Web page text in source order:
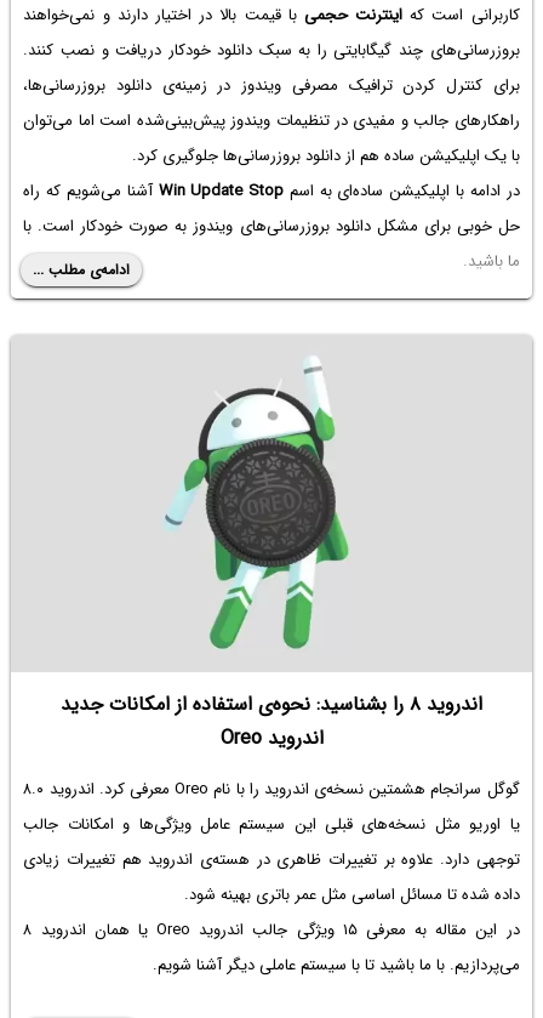
کاربرانی است که اینترنت حجمی با قیمت بالا در اختیار دارند و نمی‌خواهند
بروزرسانی‌های چند گیگابایتی را به سبک دانلود خودکار دریافت و نصب کنند.
برای کنترل کردن ترافیک مصرفی ویندوز در زمینه‌ی دانلود بروزرسانی‌ها،
راهکارهای جالب و مفیدی در تنظیمات ویندوز پیش‌بینی‌شده است اما می‌توان
با یک اپلیکیشن ساده هم از دانلود بروزرسانی‌ها جلوگیری کرد.
در ادامه با اپلیکیشن ساده‌ای به اسم Win Update Stopآشنا می‌شویم که راه
حل خوبی برای مشکل دانلود بروزرسانی‌های ویندوز به صورت خودکار است. با
ما باشید.
ادامه‌ی مطلب ...
اندروید ۸ را بشناسید: نحوه‌ی استفاده از امکانات جدید
اندروید Oreo
گوگل سرانجام هشمتین نسخه‌ی اندروید را با نام Oreo معرفی کرد. اندروید ۸.۰
یا اوریو مثل نسخه‌های قبلی این سیستم عامل ویژگی‌ها و امکانات جالب
توجهی دارد. علاوه بر تغییرات ظاهری در هسته‌ی اندروید هم تغییرات زیادی
داده شده تا مسائل اساسی مثل عمر باتری بهینه شود.
در این مقاله به معرفی ۱۵ ویژگی جالب اندروید Oreo یا همان اندروید ۸
می‌پردازیم. با ما باشید تا با سیستم عاملی دیگر آشنا شویم.